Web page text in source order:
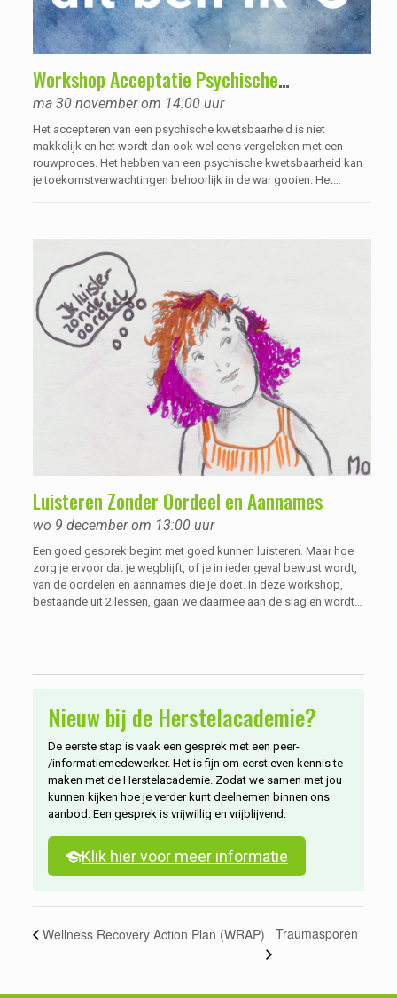
Workshop Acceptatie Psychische
kwetsbaarheid
ma 30 november om 14:00 uur
Het accepteren van een psychische kwetsbaarheid is niet
makkelijk en het wordt dan ook wel eens vergeleken met een
rouwproces. Het hebben van een psychische kwetsbaarheid kan
je toekomstverwachtingen behoorlijk in de war gooien. Het
Luisteren Zonder Oordeel en Aannames
wo 9 december om 13:00 uur
Een goed gesprek begint met goed kunnen luisteren. Maar hoe
zorg je ervoor dat je wegblijft, of je in ieder geval bewust wordt,
van de oordelen en aannames die je doet. In deze workshop,
bestaande uit 2 lessen, gaan we daarmee aan de slag en wordt
Nieuw bij de Herstelacademie?
De eerste stap is vaak een gesprek met een peer-
/informatiemedewerker. Het is fijn om eerst even kennis te
maken met de Herstelacademie. Zodat we samen met jou
kunnen kijken hoe je verder kunt deelnemen binnen ons
aanbod. Een gesprek is vrijwillig en vrijblijvend.
Klik hier voor meer informatie
Wellness Recovery Action Plan (WRAP) Traumasporen